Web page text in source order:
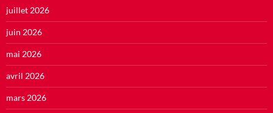
juillet 2026
juin 2026
mai 2026
avril 2026
mars 2026